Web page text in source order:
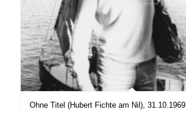
Ohne Titel (Hubert Fichte am Nil),